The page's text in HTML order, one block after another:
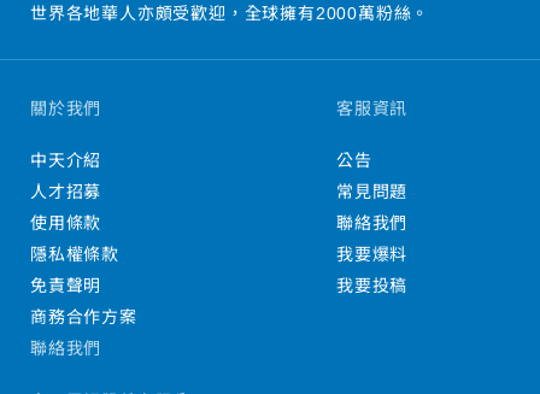
世界各地華人亦頗受歡迎，全球擁有2000萬粉絲。
關於我們
中天介紹
人才招募
使用條款
隱私權條款
免責聲明
商務合作方案
客服資訊
公告
常見問題
聯絡我們
我要爆料
我要投稿
聯絡我們